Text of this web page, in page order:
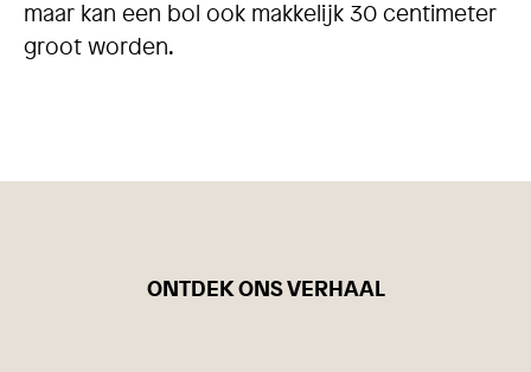
maar kan een bol ook makkelijk 30 centimeter
groot worden.
ONTDEK ONS VERHAAL